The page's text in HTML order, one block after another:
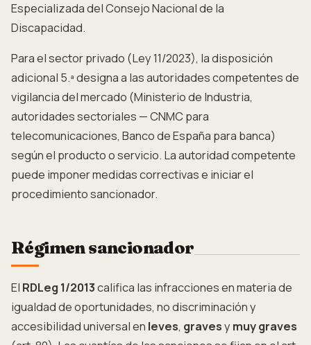
Especializada del Consejo Nacional de la
Discapacidad.
Para el sector privado (Ley 11/2023), la disposición
adicional 5.ª designa a las autoridades competentes de
vigilancia del mercado (Ministerio de Industria,
autoridades sectoriales — CNMC para
telecomunicaciones, Banco de España para banca)
según el producto o servicio. La autoridad competente
puede imponer medidas correctivas e iniciar el
procedimiento sancionador.
Régimen sancionador
El RDLeg 1/2013califica las infracciones en materia de
igualdad de oportunidades, no discriminación y
accesibilidad universal en leves, gravesy muy graves